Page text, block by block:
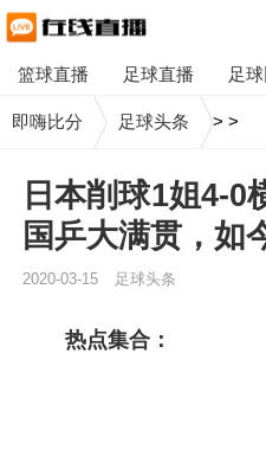
篮球直播 足球直播 足
即嗨比分 >
足球头条 >
日本削球1姐4-0
国乒大满贯，如
2020-03-15 足球头条
热点集合：